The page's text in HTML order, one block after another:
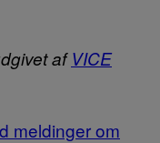
afVICE
meldinger om